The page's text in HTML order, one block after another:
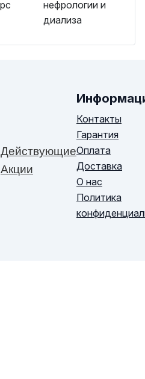
Действующие
Акции
Контакты
Гарантия
Оплата
Доставка
О нас
Политика